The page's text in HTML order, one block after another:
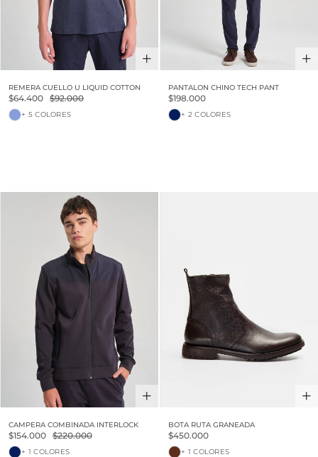
REMERA CUELLO U LIQUID COTTON
$64.400 $92.000
+ 5 COLORES
PANTALON CHINO TECH PANT
$198.000
+ 2 COLORES
CAMPERA COMBINADA INTERLOCK
$154.000 $220.000
+ 1 COLORES
BOTA RUTA GRANEADA
$450.000
+ 1 COLORES